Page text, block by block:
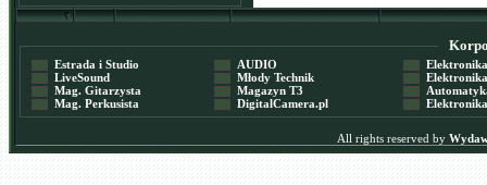
Estrada i Studio
LiveSound
Mag. Gitarzysta
Mag. Perkusista
AUDIO
Młody Technik
Magazyn T3
DigitalCamera.pl
Elektronika
Elektronika
Automatyka
Elektronika
All rights reserved by